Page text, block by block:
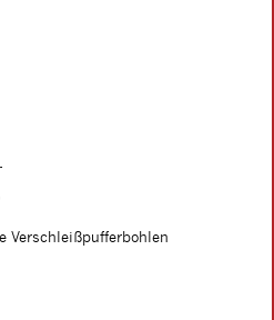
Verschleißpufferbohlen